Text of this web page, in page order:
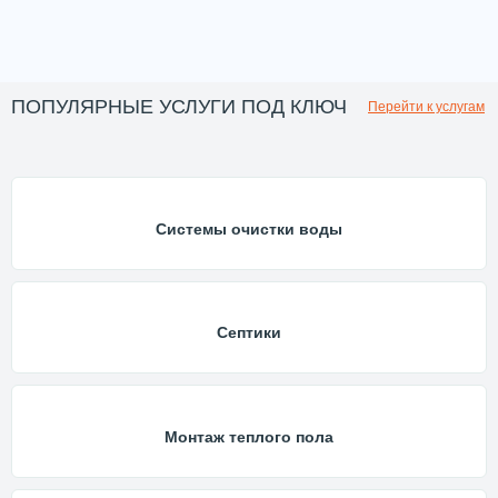
ПОПУЛЯРНЫЕ УСЛУГИ ПОД КЛЮЧ Перейти к услугам
Системы очистки воды
Септики
Монтаж теплого пола